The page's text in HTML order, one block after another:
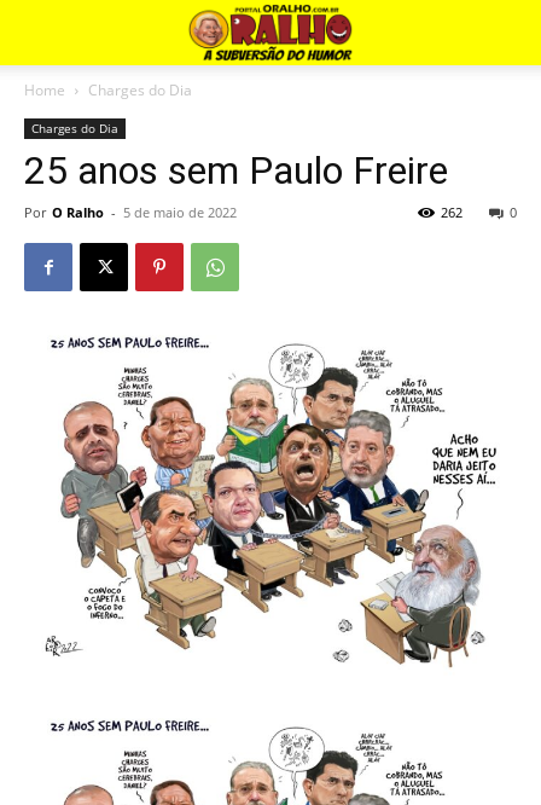
Home Charges do Dia
Charges do Dia
25 anos sem Paulo Freire
Por O Ralho - 5 de maio de 2022 0
262